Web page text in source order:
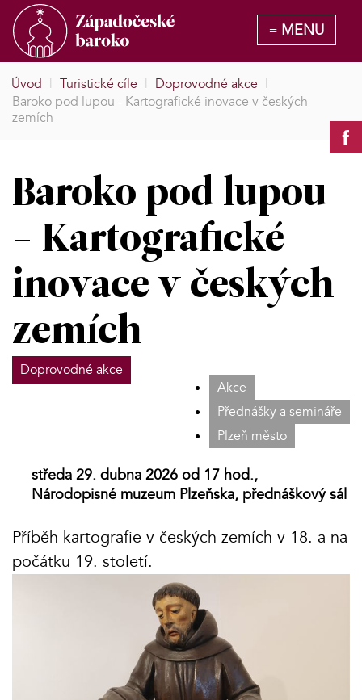
Úvod | Turistické cíle | Doprovodné akce |
Baroko pod lupou - Kartografické inovace v českých
zemích
Baroko pod lupou
- Kartografické
inovace v českých
zemích
Doprovodné akce
Akce
Přednášky a semináře
Plzeň město
středa 29. dubna 2026 od 17 hod.,
Národopisné muzeum Plzeňska, přednáškový sál
Příběh kartografie v českých zemích v 18. a na
počátku 19. století.